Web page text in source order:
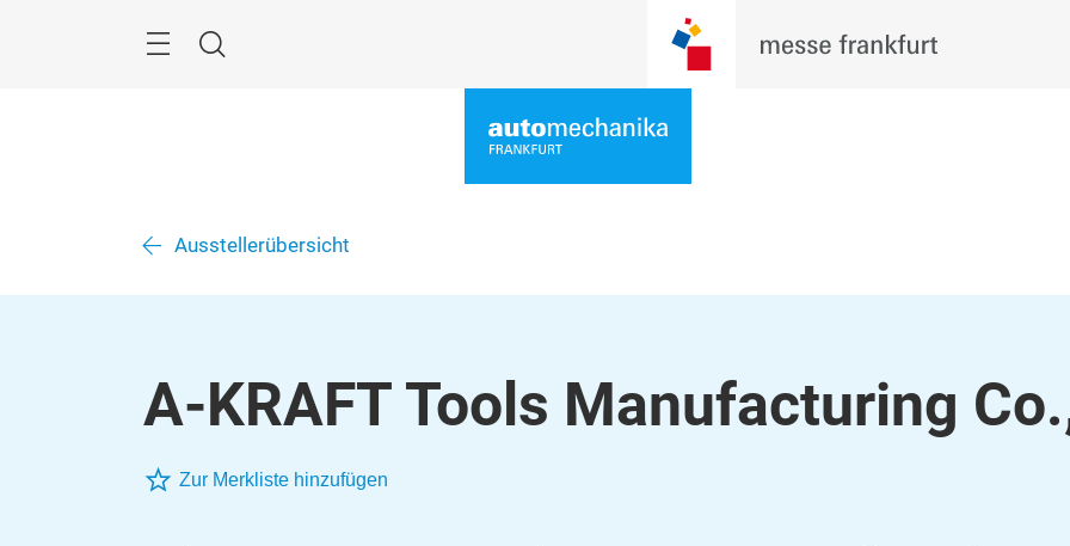
Suche
Ausstellerübersicht
A-KRAFT Tools Manufacturing
Zur Merkliste hinzufügen